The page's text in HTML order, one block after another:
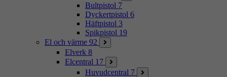
Bultpistol 7
Dyckertpistol 6
Häftpistol 3
Spikpistol 19
El och värme 92
Elverk 8
Elcentral 17
Huvudcentral 7